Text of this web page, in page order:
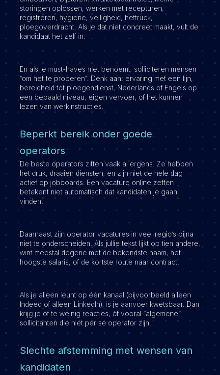
storingen oplossen, werken met recepturen,
registreren, hygiëne, veiligheid, heftruck,
ploegoverdracht. Als je dat niet concreet maakt, vult de
kandidaat het zelf in.
En als je must-haves niet benoemt, solliciteren mensen
“om het te proberen”. Denk aan: ervaring met een lijn,
bereidheid tot ploegendienst, Nederlands of Engels op
een bepaald niveau, eigen vervoer, of het kunnen
lezen van werkinstructies.
Beperkt bereik onder goede
operators
De beste operators zitten vaak al ergens. Ze hebben
het druk, draaien diensten, en zijn niet de hele dag
actief op jobboards. Een vacature online zetten
betekent niet automatisch dat kandidaten je gaan
vinden.
Daarnaast zijn operator vacatures in veel regio’s bijna
niet te onderscheiden. Als jullie tekst lijkt op tien andere,
wint meestal degene met de bekendste naam, het
hoogste salaris, of de kortste route naar contract.
Als je alleen leunt op één kanaal (bijvoorbeeld alleen
Indeed of alleen LinkedIn), is je aanvoer kwetsbaar. Dan
krijg je óf te weinig reacties, óf vooral “algemene”
sollicitanten die niet per se operator zijn.
Slechte afstemming met wensen van
kandidaten